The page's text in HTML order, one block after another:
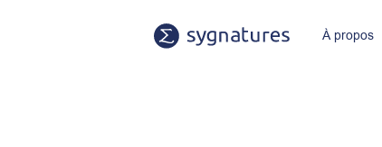
À propos
Un peu d’histoire… Notre équipe
Pourquoi choisir Sygnatures ?